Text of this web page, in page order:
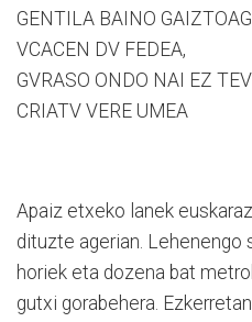
GENTILA BAINO
VCACEN DV FEDEA,
GVRASO ONDO NAI EZ
CRIATV VERE UMEA
Apaiz etxeko lanek
dituzte agerian. Lehenengo
horiek eta dozena bat
gutxi gorabehera.